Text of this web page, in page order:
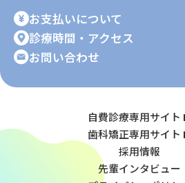
お支払いについて
診療時間・アクセス
お問い合わせ
自費診療専用サイト
歯科矯正専用サイト
採用情報
先輩インタビュー